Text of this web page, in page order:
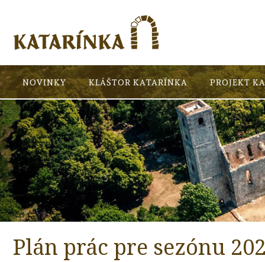
NOVINKY KLÁŠTOR KATARÍNKA PROJEKT
Plán prác pre sezónu